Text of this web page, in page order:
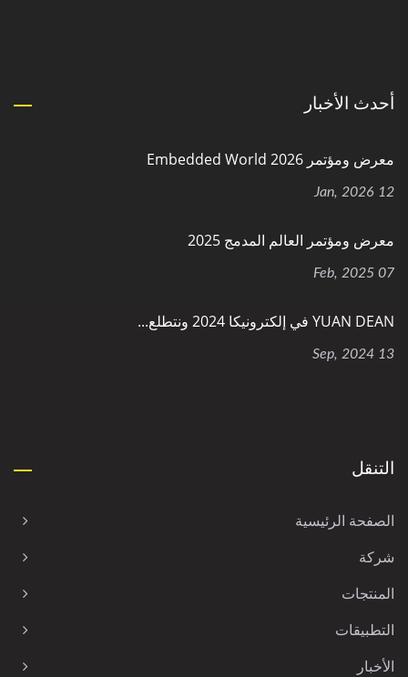
أحدث الأخبار
معرض ومؤتمر Embedded World 2026
12 Jan, 2026
معرض ومؤتمر العالم المدمج 2025
07 Feb, 2025
YUAN DEAN في إلكترونيكا 2024 ونتطلع...
13 Sep, 2024
التنقل
الصفحة الرئيسية
شركة
المنتجات
التطبيقات
الأخبار